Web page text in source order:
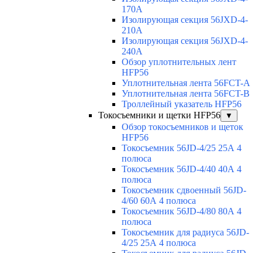
170A
Изолирующая секция 56JXD-4-
210A
Изолирующая секция 56JXD-4-
240A
Обзор уплотнительных лент
HFP56
Уплотнительная лента 56FCT-A
Уплотнительная лента 56FCT-B
Троллейный указатель HFP56
Токосъемники и щетки HFP56
▼
Обзор токосъемников и щеток
HFP56
Токосъемник 56JD-4/25 25А 4
полюса
Токосъемник 56JD-4/40 40А 4
полюса
Токосъемник сдвоенный 56JD-
4/60 60А 4 полюса
Токосъемник 56JD-4/80 80А 4
полюса
Токосъемник для радиуса 56JD-
4/25 25А 4 полюса